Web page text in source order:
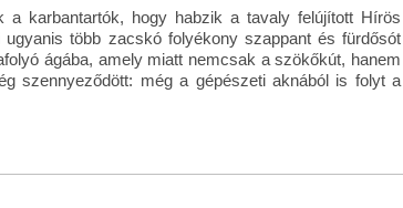
a karbantartók, hogy habzik a tavaly felújított Hírös
ugyanis több zacskó folyékony szappant és fürdősót
ágába, amely miatt nemcsak a szökőkút, hanem
szennyeződött: még a gépészeti aknából is folyt a